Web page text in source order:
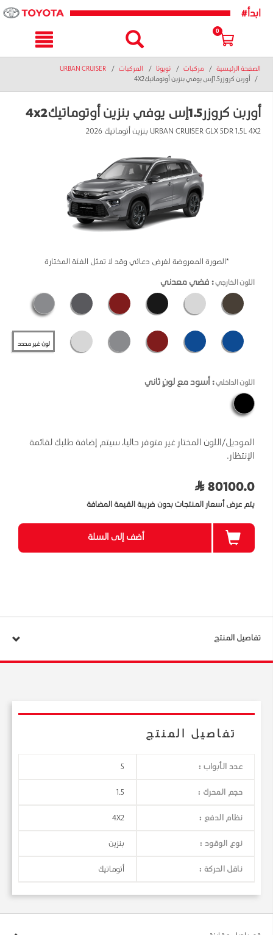
text.skipToContent
text.skipToNavigation
#ابدأ
0
الصفحة الرئيسية مركبات تويوتا المركبات
URBAN CRUISER
أوربن كروزر1.5إس يوفي بنزين أوتوماتيك4X2
أوربن كروزر1.5إس يوفي بنزين أوتوماتيك4x2
URBAN CRUISER GLX 5DR 1.5L 4X2 بنزين أتوماتيك 2026
*الصورة المعروضة لغرض دعائي وقد لا تمثل الفئة المختارة
اللون الخارجي: فضي معدني
لون غير محدد
اللون الداخلي: أسود مع لونٍ ثاني
الموديل/اللون المختار غير متوفر حاليا، سيتم إضافة طلبك لقائمة
الإنتظار.
80100.0
يتم عرض أسعار المنتجات بدون ضريبة القيمة المضافة
أضف إلى السلة
تفاصيل المنتج
تفاصيل المنتج
عدد الأبواب : 5
حجم المحرك : 1.5
نظام الدفع : 4X2
نوع الوقود : بنزين
ناقل الحركة : أتوماتيك